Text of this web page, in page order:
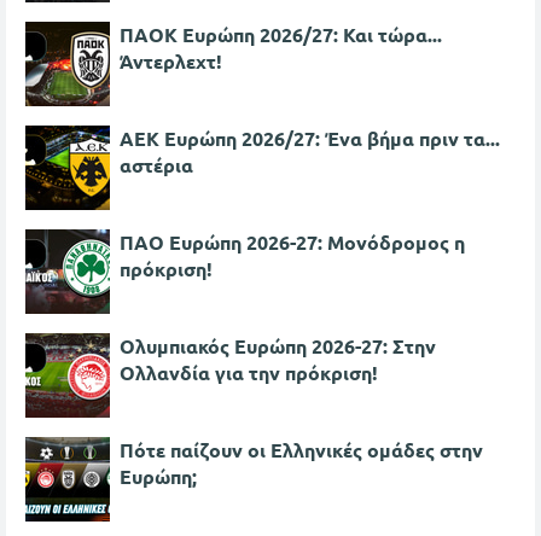
ΠΑΟΚ Ευρώπη 2026/27: Και τώρα...
Άντερλεχτ!
ΑΕΚ Ευρώπη 2026/27: Ένα βήμα πριν τα...
αστέρια
ΠΑΟ Ευρώπη 2026-27: Μονόδρομος η
πρόκριση!
Ολυμπιακός Ευρώπη 2026-27: Στην
Ολλανδία για την πρόκριση!
Πότε παίζουν οι Ελληνικές ομάδες στην
Ευρώπη;